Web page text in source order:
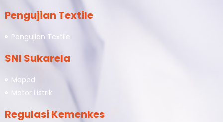
Pengujian Textile
Pengujian Textile
SNI Sukarela
Moped
Motor Listrik
Regulasi Kemenkes